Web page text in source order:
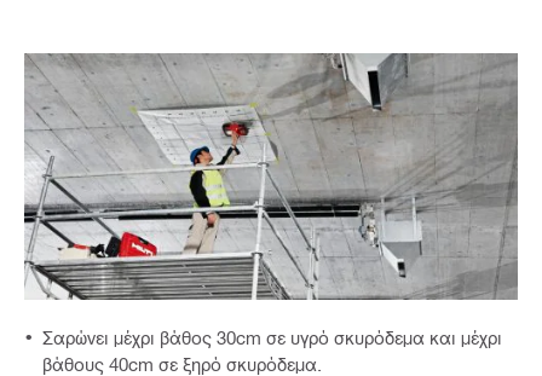
Σαρώνει μέχρι βάθος 30cm σε υγρό σκυρόδεμα και μέχρι
βάθους 40cm σε ξηρό σκυρόδεμα.